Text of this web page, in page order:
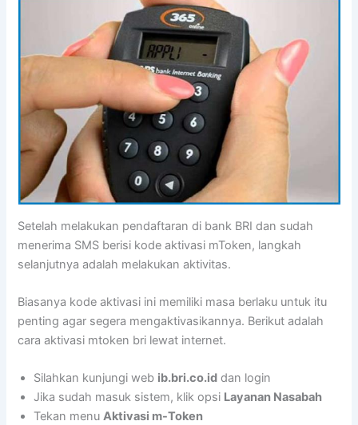
Setelah melakukan pendaftaran di bank BRI dan sudah
menerima SMS berisi kode aktivasi mToken, langkah
selanjutnya adalah melakukan aktivitas.
Biasanya kode aktivasi ini memiliki masa berlaku untuk itu
penting agar segera mengaktivasikannya. Berikut adalah
cara aktivasi mtoken bri lewat internet.
Silahkan kunjungi web ib.bri.co.id dan login
Jika sudah masuk sistem, klik opsi Layanan Nasabah
Tekan menuAktivasi m-Token